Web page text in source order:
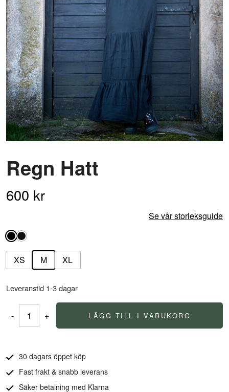
Regn Hatt
600 kr
Se vår storleksguide
XS M XL
Leveranstid 1-3 dagar
-
Regn+ LÄGG TILL I VARUKORG
30 dagars öppet köp
Fast frakt & snabb leverans
Säker betalning med Klarna